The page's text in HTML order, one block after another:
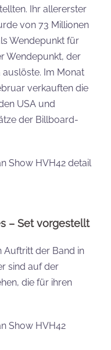
Ihr allererster
von 73 Millionen
Wendepunkt für
Wendepunkt, der
Im Monat
verkauften die
USA und
der Billboard-
– Set vorgestellt
Auftritt der Band in
sind auf der
die für ihren